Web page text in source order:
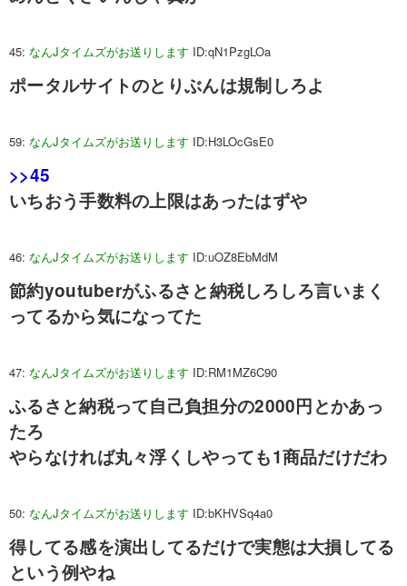
45: なんJタイムズがお送りします ID:qN1PzgLOa
ポータルサイトのとりぶんは規制しろよ
59: なんJタイムズがお送りします ID:H3LOcGsE0
>>45
いちおう手数料の上限はあったはずや
46: なんJタイムズがお送りします ID:uOZ8EbMdM
節約youtuberがふるさと納税しろしろ言いまく
ってるから気になってた
47: なんJタイムズがお送りします ID:RM1MZ6C90
ふるさと納税って自己負担分の2000円とかあっ
たろ
やらなければ丸々浮くしやっても1商品だけだわ
50: なんJタイムズがお送りします ID:bKHVSq4a0
得してる感を演出してるだけで実態は大損してる
という例やね